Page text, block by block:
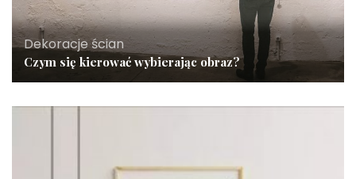
Dekoracje ścian
Czym się kierować wybierając obraz?